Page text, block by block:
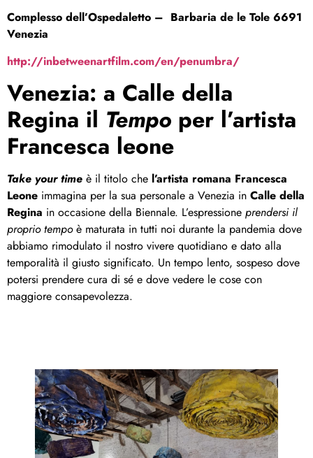
Complesso dell’Ospedaletto – Barbaria de le Tole 6691
Venezia
http://inbetweenartfilm.com/en/penumbra/
Venezia: a Calle della
Regina il Tempo per l’artista
Francesca leone
Take your time è il titolo che l’artista romana Francesca
Leone immagina per la sua personale a Venezia in Calle della
Regina in occasione della Biennale. L’espressione prendersi il
proprio tempoè maturata in tutti noi durante la pandemia dove
abbiamo rimodulato il nostro vivere quotidiano e dato alla
temporalità il giusto significato. Un tempo lento, sospeso dove
potersi prendere cura di sé e dove vedere le cose con
maggiore consapevolezza.